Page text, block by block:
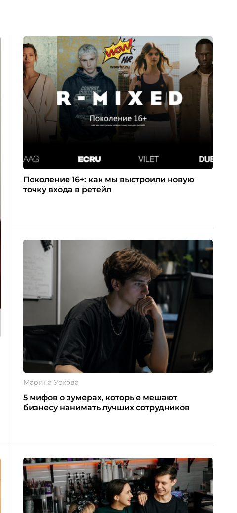
Поколение 16+: как мы выстроили новую
точку входа в ретейл
Марина Ускова
5 мифов о зумерах, которые мешают
бизнесу нанимать лучших сотрудников